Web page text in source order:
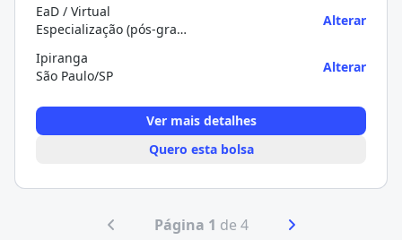
EaD / Virtual
Especialização (pós-graduação)
Alterar
Ipiranga
São Paulo/SP
Alterar
Ver mais detalhes
Quero esta bolsa
Página 1 de 4